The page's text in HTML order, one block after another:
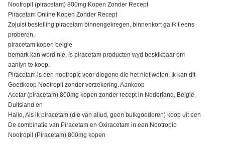
Nootropil (piracetam) 800mg Kopen Zonder Recept
Piracetam Online Kopen Zonder Recept
Zojuist bestelling piracetam binnengekregen, binnenkort ga ik t eens
proberen.
piracetam kopen belgie
bemark kan word nie, is piracetam producten wyd beskikbaar om
aanlyn te koop.
Piracetam is een nootropic voor diegene die het niet weten. Ik kan dit
Goedkoop Nootropil zonder verzekering. Aankoop
Acetar (piracetam) 800mg kopen zonder recept in Nederland, België,
Duitsland en
Hallo, Als ik piracetam (die van aliud, geen bulkgoederen) koop uit een
De combinatie van Piracetam en Oxiracetam in een Nootropic
Nootropil (Piracetam) 800mg kopen